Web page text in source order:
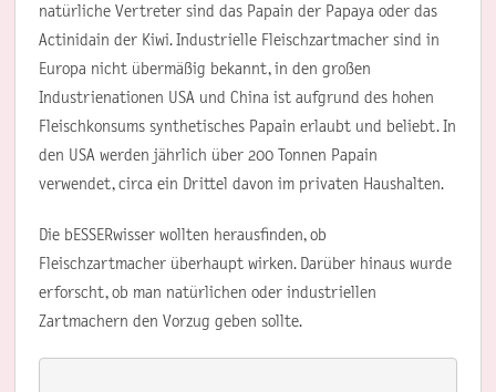
natürliche Vertreter sind das Papain der Papaya oder das
Actinidain der Kiwi. Industrielle Fleischzartmacher sind in
Europa nicht übermäßig bekannt, in den großen
Industrienationen USA und China ist aufgrund des hohen
Fleischkonsums synthetisches Papain erlaubt und beliebt. In
den USA werden jährlich über 200 Tonnen Papain
verwendet, circa ein Drittel davon im privaten Haushalten.
Die bESSERwisser wollten herausfinden, ob
Fleischzartmacher überhaupt wirken. Darüber hinaus wurde
erforscht, ob man natürlichen oder industriellen
Zartmachern den Vorzug geben sollte.